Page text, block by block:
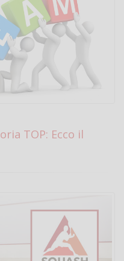
TOP: Ecco il